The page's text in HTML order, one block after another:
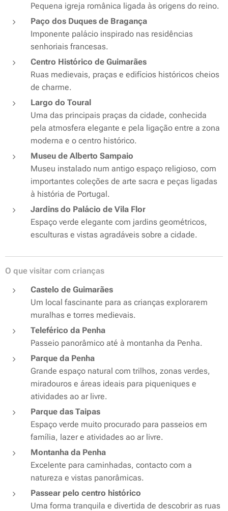
Pequena igreja românica ligada às origens do reino.
Paço dos Duques de Bragança
Imponente palácio inspirado nas residências
senhoriais francesas.
Centro Histórico de Guimarães
Ruas medievais, praças e edifícios históricos cheios
de charme.
Largo do Toural
Uma das principais praças da cidade, conhecida
pela atmosfera elegante e pela ligação entre a zona
moderna e o centro histórico.
Museu de Alberto Sampaio
Museu instalado num antigo espaço religioso, com
importantes coleções de arte sacra e peças ligadas
à história de Portugal.
Jardins do Palácio de Vila Flor
Espaço verde elegante com jardins geométricos,
esculturas e vistas agradáveis sobre a cidade.
O que visitar com crianças
Castelo de Guimarães
Um local fascinante para as crianças explorarem
muralhas e torres medievais.
Teleférico da Penha
Passeio panorâmico até à montanha da Penha.
Parque da Penha
Grande espaço natural com trilhos, zonas verdes,
miradouros e áreas ideais para piqueniques e
atividades ao ar livre.
Parque das Taipas
Espaço verde muito procurado para passeios em
família, lazer e atividades ao ar livre.
Montanha da Penha
Excelente para caminhadas, contacto com a
natureza e vistas panorâmicas.
Passear pelo centro histórico
Uma forma tranquila e divertida de descobrir as ruas